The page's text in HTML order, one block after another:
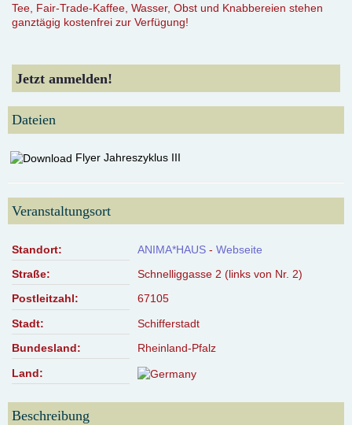
Tee, Fair-Trade-Kaffee, Wasser, Obst und Knabbereien stehen
ganztägig kostenfrei zur Verfügung!
Jetzt anmelden!
Dateien
Flyer Jahreszyklus III
Veranstaltungsort
Standort: ANIMA*HAUS - Webseite
Straße:
Schnelliggasse 2 (links von Nr. 2)
Postleitzahl:
67105
Stadt:
Schifferstadt
Bundesland:
Rheinland-Pfalz
Land:
Beschreibung